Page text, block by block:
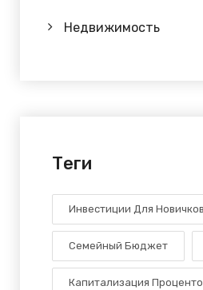
Недвижимость
Теги
Инвестиции Для Новичков
Семейный Бюджет
Капитализация